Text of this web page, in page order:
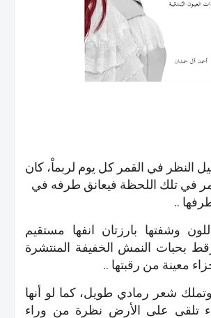
النظر في القمر كل يوم لربماْ، كان
في تلك اللحظة فيعانق طرفه في
..
وشفتها بارزتان انفها مستقيم
بحبات النمش الخفيفة المنتشرة
معينة من رقبتها ..
شعر رمادي طويل، كما لو أنها
تلقى على الأرض نظرة من وراء